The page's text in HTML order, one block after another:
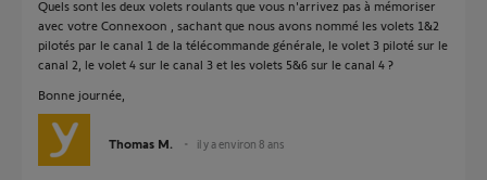
Quels sont les deux volets roulants que vous n'arrivez pas à mémoriser
avec votre Connexoon , sachant que nous avons nommé les volets 1&2
pilotés par le canal 1 de la télécommande générale, le volet 3 piloté sur le
canal 2, le volet 4 sur le canal 3 et les volets 5&6 sur le canal 4 ?
Bonne journée,
Thomas M. il y a environ 8 ans